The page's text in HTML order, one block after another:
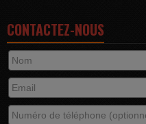
CONTACTEZ-NOUS